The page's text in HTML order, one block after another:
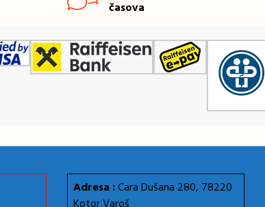
časova
Adresa :Cara Dušana 280, 78220